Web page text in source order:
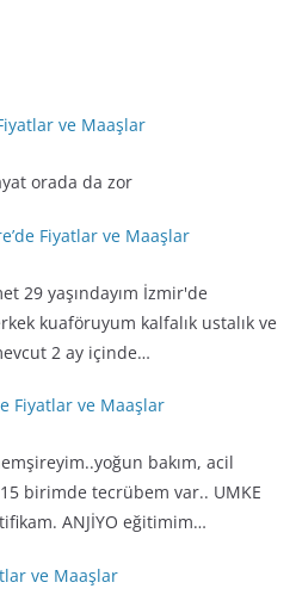
ve Maaşlar
orada da zor
Fiyatlar ve Maaşlar
29 yaşındayım İzmir'de
kuaföruyum kalfalık ustalık ve
2 ay içinde…
Fiyatlar ve Maaşlar
bakım, acil
birimde tecrübem var.. UMKE
ANJİYO eğitimim…
ve Maaşlar